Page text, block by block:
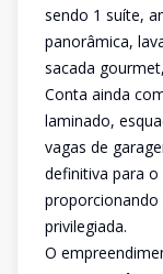
sendo 1 suíte,
panorâmica,
sacada
Conta ainda
laminado,
vagas de
definitiva para
proporcionando
privilegiada.
O